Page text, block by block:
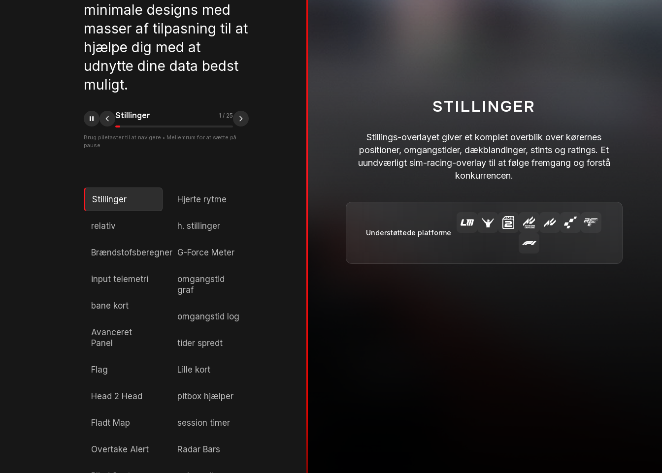
minimale designs med
masser af tilpasning til at
hjælpe dig med at
udnytte dine data bedst
muligt.
Stillinger 1 / 25
Brug piletaster til at navigere • Mellemrum for at sætte på
pause
Stillinger
relativ
Brændstofsberegner
input telemetri
bane kort
Avanceret
Panel
Flag
Head 2 Head
Fladt Map
Overtake Alert
Hjerte rytme
h. stillinger
G-Force Meter
omgangstid
graf
omgangstid log
tider spredt
Lille kort
pitbox hjælper
session timer
Radar Bars
STILLINGER
Stillings-overlayet giver et komplet overblik over kørernes
positioner, omgangstider, dækblandinger, stints og ratings. Et
uundværligt sim-racing-overlay til at følge fremgang og forstå
konkurrencen.
Understøttede platforme